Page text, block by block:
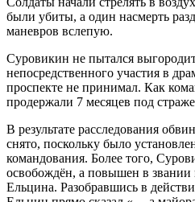
были убиты, а один насмерть
маневров вслепую.
Суровикин не пытался
непосредственного участия в
проспекте не принимал. Как
продержали 7 месяцев под
В результате расследования
снято, поскольку было
командования. Более того,
освобождён, а повышен в звании
Ельцина. Разобравшись в